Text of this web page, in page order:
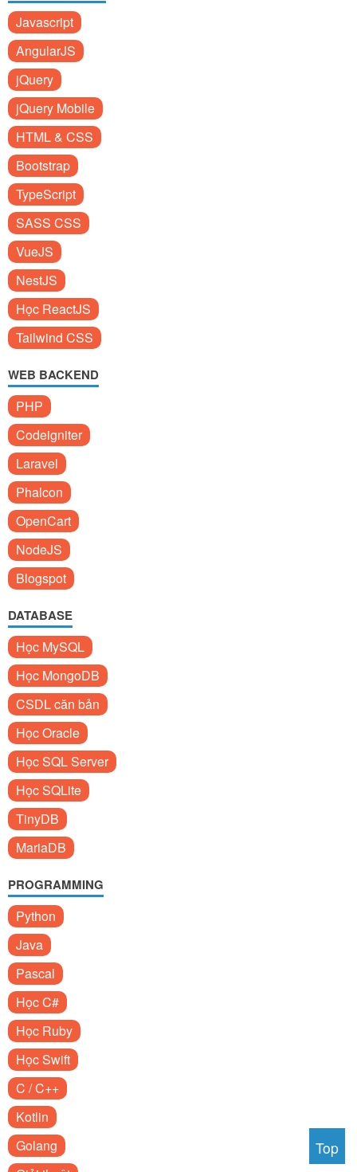
Javascript
AngularJS
jQuery
jQuery Mobile
HTML & CSS
Bootstrap
TypeScript
SASS CSS
VueJS
NestJS
Học ReactJS
Tailwind CSS
WEB BACKEND
PHP
Codeigniter
Laravel
Phalcon
OpenCart
NodeJS
Blogspot
DATABASE
Học MySQL
Học MongoDB
CSDL căn bản
Học Oracle
Học SQL Server
Học SQLite
TinyDB
MariaDB
PROGRAMMING
Python
Java
Pascal
Học C#
Học Ruby
Học Swift
C / C++
Kotlin
Golang
Top